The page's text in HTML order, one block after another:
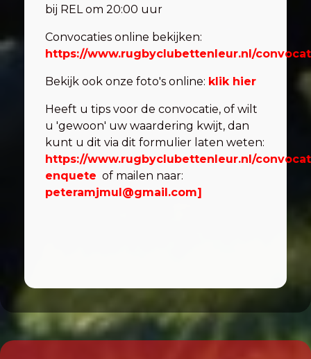
bij REL om 20:00 uur
Convocaties online bekijken:
https://www.rugbyclubettenleur.nl/
Bekijk ook onze foto's online: klik hier
Heeft u tips voor de convocatie, of wilt
u 'gewoon' uw waardering kwijt, dan
kunt u dit via dit formulier laten weten:
https://www.rugbyclubettenleur.nl/
enquete of mailen naar:
peteramjmul@gmail.com]